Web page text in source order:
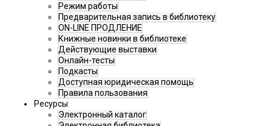
Режим работы
Предварительная запись в библиотеку
ON-LINE ПРОДЛЕНИЕ
Книжные новинки в библиотеке
Действующие выставки
Онлайн-тесты
Подкасты
Доступная юридическая помощь
Правила пользования
Ресурсы
Электронный каталог